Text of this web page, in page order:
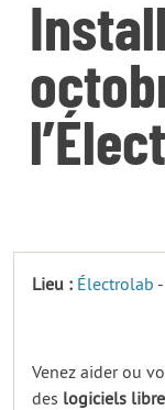
Lieu : Électrolab
Venez aider ou
des logiciels